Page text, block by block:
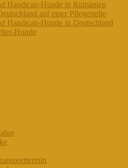
Handicap-Hunde in Rumänien
auf einer Pflegestelle
Handicap-Hunde in Deutschland
Hunde